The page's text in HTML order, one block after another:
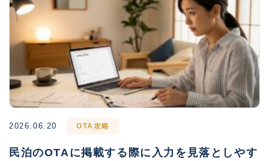
2026.06.20 OTA攻略
民泊のOTAに掲載する際に入力を見落としやす